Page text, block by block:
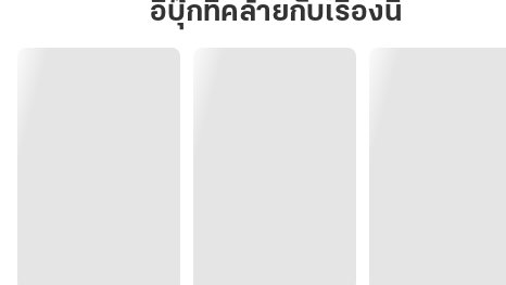
อีบุ๊กที่คล้ายกับเรื่องนี้